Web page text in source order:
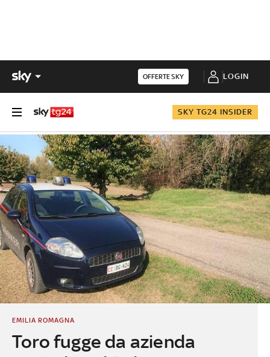
OFFERTE SKY LOGIN
SKY TG24 INSIDER
Toro fugge da azienda
EMILIA ROMAGNA